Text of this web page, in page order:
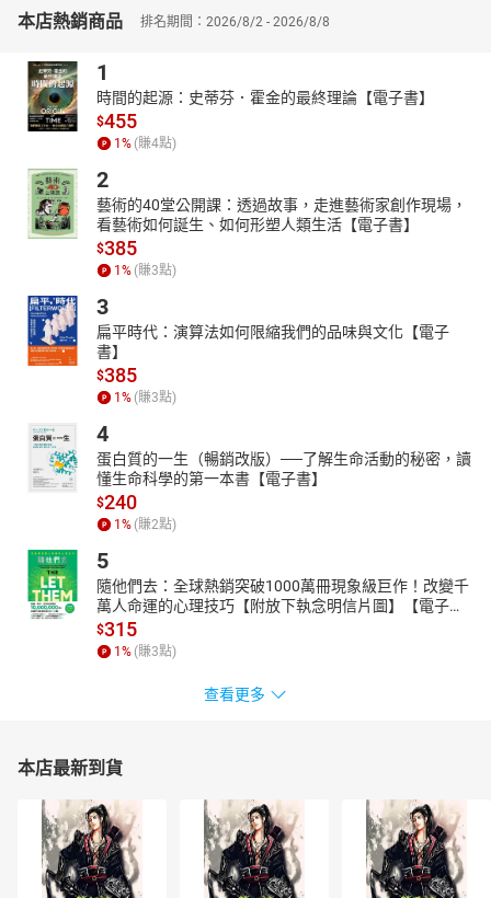
生活的各個領域進行智能化轉型。
本書詳細說明了5G如何加速這些技術的進步，並探討了技術融合的
實現方式及其對產業的變革意義。5G所帶來的數據傳輸量及高效
能，讓智慧城市、智慧電網等智慧基礎設施成為可能，同時提供了
大量數據支持，推動了人工智慧與機器學習的進一步發展。這一章
本書特色：本書以簡明易懂的方式闡述了5G技術如何影響各行各
業，從商業角度剖析5G的高速率、低延遲、大容量特性，闡述其在
推動物聯網、智慧零售、智慧醫療等應用中的潛力，同時帶來創新
商業模式的機遇。作者結合實際案例，深入探討5G在工業互聯網、
革影響。
本店熱銷商品 排名期間：2026/8/2 - 2026/8/8
1
時間的起源：史蒂芬．霍金的最終理論【電子書】
$455
1 % (賺4點)
2
藝術的40堂公開課：透過故事，走進藝術家創作現場，
看藝術如何誕生、如何形塑人類生活【電子書】
$385
1 % (賺3點)
3
扁平時代：演算法如何限縮我們的品味與文化【電子
書】
$385
1 % (賺3點)
4
蛋白質的一生（暢銷改版）──了解生命活動的秘密，讀
懂生命科學的第一本書【電子書】
$240
1 % (賺2點)
5
隨他們去：全球熱銷突破1000萬冊現象級巨作！改變千
萬人命運的心理技巧【附放下執念明信片圖】【電子
書】
$315
1 % (賺3點)
查看更多
本店最新到貨